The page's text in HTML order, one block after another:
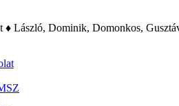
♦ Lász­ló, Do­mi­nik, Do­mon­kos,